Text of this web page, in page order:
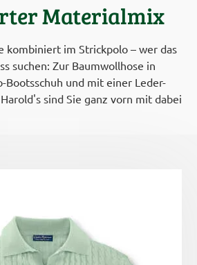
Materialmix
kombiniert im Strickpolo – wer das
suchen: Zur Baumwollhose in
Bootsschuh und mit einer Leder-
sind Sie ganz vorn mit dabei